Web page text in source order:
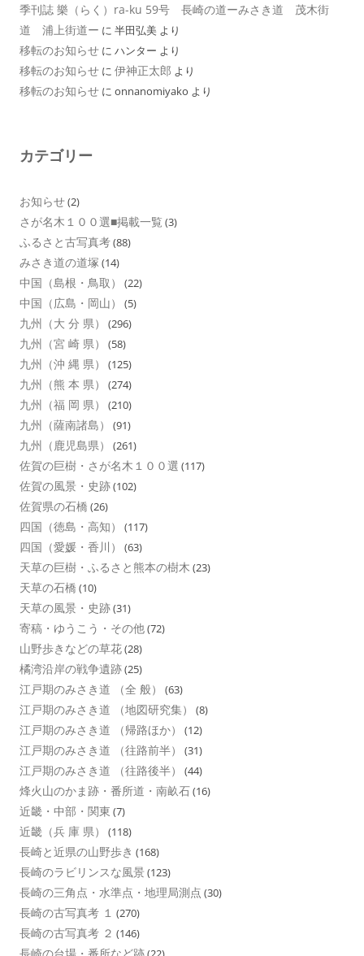
季刊誌 樂（らく）ra-ku 59号 長崎の道ーみさき道 茂木街
道 浦上街道ー に 半田弘美 より
移転のお知らせ に ハンター より
移転のお知らせ に 伊神正太郎 より
移転のお知らせ に onnanomiyako より
カテゴリー
お知らせ(2)
さが名木１００選■掲載一覧 (3)
ふるさと古写真考(88)
みさき道の道塚 (14)
中国（島根・鳥取） (22)
中国（広島・岡山） (5)
九州（大 分 県） (296)
九州（宮 崎 県） (58)
九州（沖 縄 県） (125)
九州（熊 本 県） (274)
九州（福 岡 県） (210)
九州（薩南諸島） (91)
九州（鹿児島県） (261)
佐賀の巨樹・さが名木１００選 (117)
佐賀の風景・史跡(102)
佐賀県の石橋 (26)
四国（徳島・高知） (117)
四国（愛媛・香川） (63)
天草の巨樹・ふるさと熊本の樹木 (23)
天草の石橋 (10)
天草の風景・史跡(31)
寄稿・ゆうこう・その他(72)
山野歩きなどの草花(28)
橘湾沿岸の戦争遺跡(25)
江戸期のみさき道 （全 般） (63)
江戸期のみさき道 （地図研究集） (8)
江戸期のみさき道 （帰路ほか） (12)
江戸期のみさき道 （往路前半） (31)
江戸期のみさき道 （往路後半） (44)
烽火山のかま跡・番所道・南畝石(16)
近畿・中部・関東 (7)
近畿（兵 庫 県） (118)
長崎と近県の山野歩き (168)
長崎のラビリンスな風景 (123)
長崎の三角点・水準点・地理局測点 (30)
長崎の古写真考 １ (270)
長崎の古写真考 ２ (146)